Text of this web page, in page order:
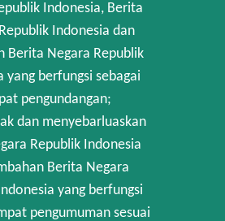
Indonesia, Berita
Indonesia dan
Berita Negara Republik
yang berfungsi sebagai
pengundangan;
dan menyebarluaskan
Republik Indonesia
Berita Negara
yang berfungsi
pengumuman sesuai